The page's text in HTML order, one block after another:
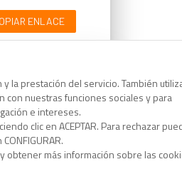
la prestación del servicio. También
con nuestras funciones sociales y para
e intereses.
clic en ACEPTAR. Para rechazar
obtener más información sobre las
ENLACE